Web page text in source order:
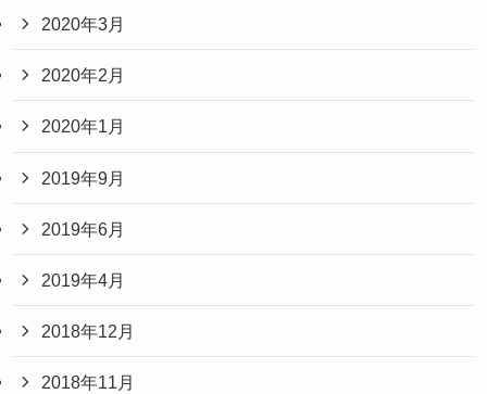
2020年3月
2020年2月
2020年1月
2019年9月
2019年6月
2019年4月
2018年12月
2018年11月